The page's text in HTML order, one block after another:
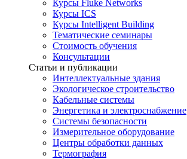
Курсы Fluke Networks
Курсы ICS
Курсы Intelligent Building
Тематические семинары
Стоимость обучения
Консультации
Статьи и публикации
Интеллектуальные здания
Экологическое строительство
Кабельные системы
Энергетика и электроснабжение
Системы безопасности
Измерительное оборудование
Центры обработки данных
Термография